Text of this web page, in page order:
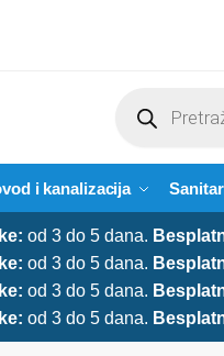
search
i kanalizacija
od 3 do 5 dana.
od 3 do 5 dana.
od 3 do 5 dana.
od 3 do 5 dana.